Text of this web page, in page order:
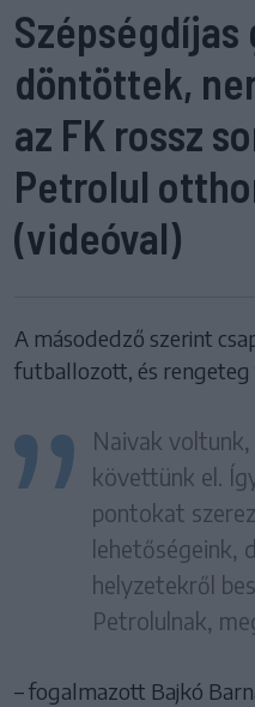
Szépségdíjas
döntöttek,
az FK rossz
Petrolul
(videóval)
A másodedző szerint
futballozott, és rengeteg
Naivak
követtünk el.
pontokat
lehetőségeink,
helyzetekről
Petrolulnak,
– fogalmazott Bajkó